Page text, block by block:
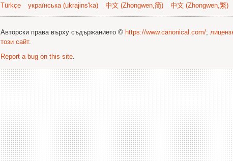
Türkçe
українська (ukrajins'ka) 中文 (Zhongwen,简) 中文 (Zhongwen,繁)
Авторски права върху съдържанието © https://www.canonical.com/;
този сайт.
Report a bug on this site.